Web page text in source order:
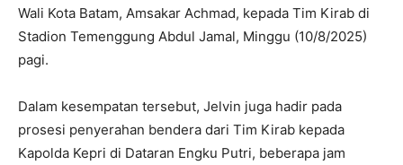
Wali Kota Batam, Amsakar Achmad, kepada Tim Kirab di
Stadion Temenggung Abdul Jamal, Minggu (10/8/2025)
pagi.
Dalam kesempatan tersebut, Jelvin juga hadir pada
prosesi penyerahan bendera dari Tim Kirab kepada
Kapolda Kepri di Dataran Engku Putri, beberapa jam